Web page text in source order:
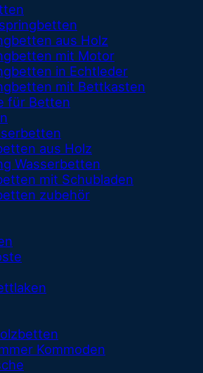
aus Holz
mit Motor
in Echtleder
mit Bettkasten
für Betten
aus Holz
Wasserbetten
mit Schubladen
zubehör
Kommoden